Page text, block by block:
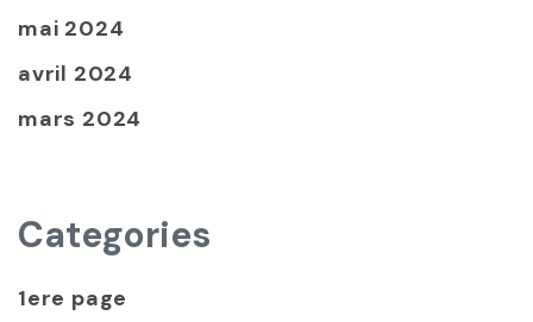
mai 2024
avril 2024
mars 2024
Categories
1ere page